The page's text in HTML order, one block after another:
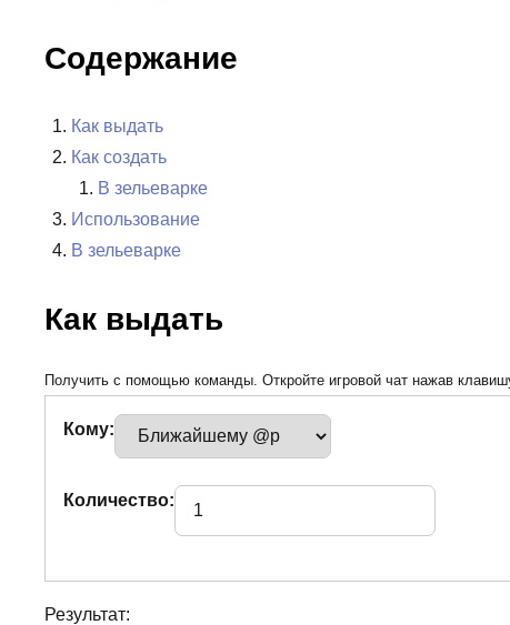
Содержание
Как выдать
Как создать
В зельеварке
Использование
В зельеварке
Как выдать
Получить с помощью команды. Откройте игровой чат нажав
Кому:
Количество:
Результат: